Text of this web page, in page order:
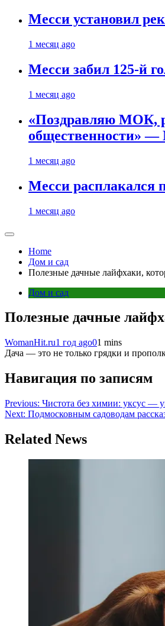
Месси установил
1 месяц ago
Месси забил 125-й
1 месяц ago
«Поздравляю МОК,
общественности»
1 месяц ago
Месси расплакался
1 месяц ago
Home
Дом и сад
Полезные дачные лайфхаки,
Дом и сад
Полезные дачные
WomanHit.ru1 год ago01 mins
Дача — это не только грядки и
Навигация по записям
Previous: Чистота без химии: уксус —
Next: Подмосковным садоводам
Related News